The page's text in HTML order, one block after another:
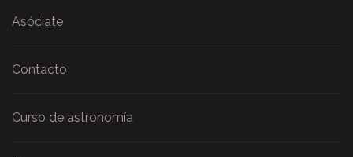
Asóciate
Contacto
Curso de astronomía